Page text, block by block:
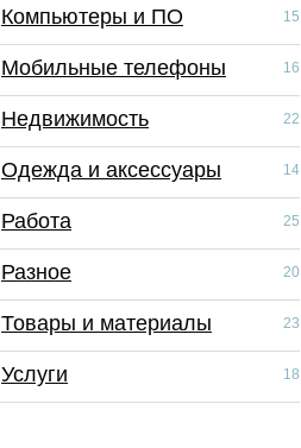
Компьютеры и ПО 15
Мобильные телефоны 16
Недвижимость 22
Одежда и аксессуары 14
Работа 25
Разное 20
Товары и материалы 23
Услуги 18